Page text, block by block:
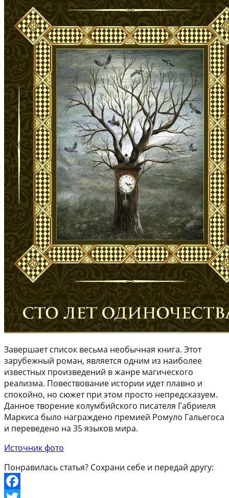
Завершает список весьма необычная книга. Этот
зарубежный роман, является одним из наиболее
известных произведений в жанре магического
реализма. Повествование истории идет плавно и
спокойно, но сюжет при этом просто непредсказуем.
Данное творение колумбийского писателя Габриеля
Маркиса было награждено премией Ромуло Гальегоса
и переведено на 35 языков мира.
Источник фото
Понравилась статья? Сохрани себе и передай другу: